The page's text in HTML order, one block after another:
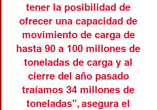
tener la posibilidad de
ofrecer una capacidad de
movimiento de carga de
hasta 90 a 100 millones de
toneladas de carga y al
cierre del año pasado
traíamos 34 millones de
toneladas”, asegura el